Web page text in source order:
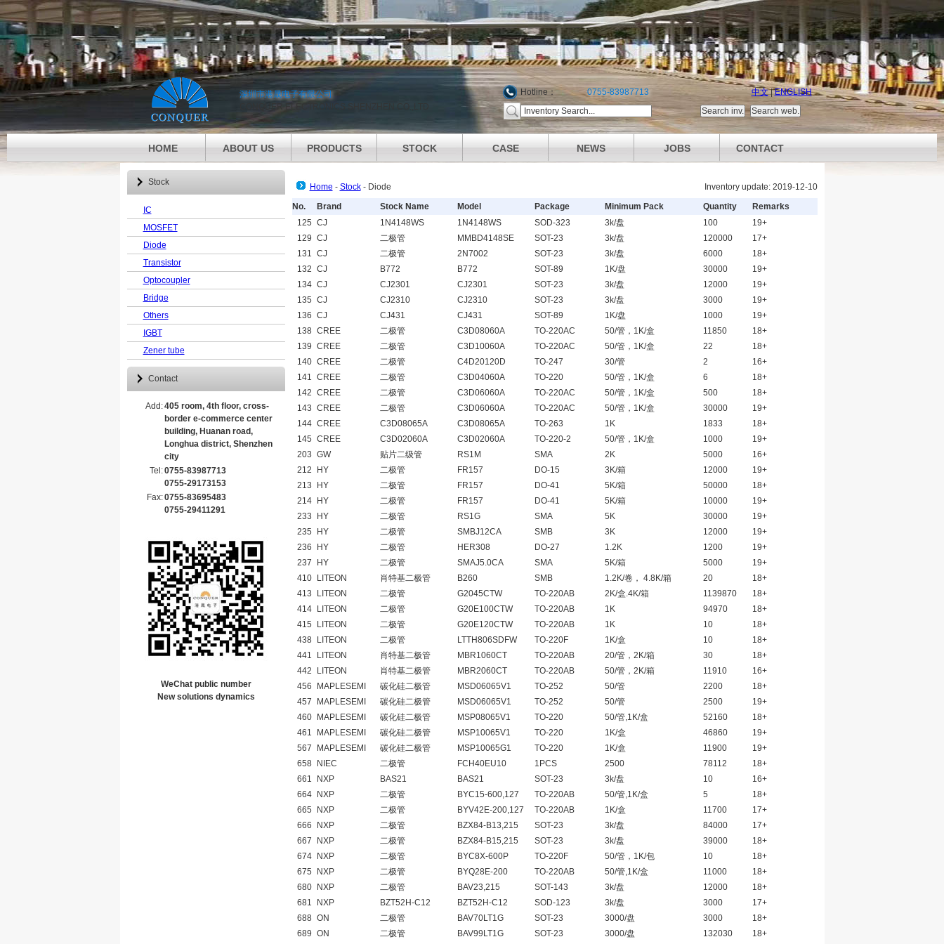
深圳市港晟电子有限公司
CONQUER ELECTRONICS SHENZHEN CO.,LTD
Hotline： 0755-83987713 中文|ENGLISH
HOME ABOUT US PRODUCTS STOCK CASE NEWS JOBS CONTACT
Stock
IC
MOSFET
Diode
Transistor
Optocoupler
Bridge
Others
IGBT
Zener tube
Contact
Add:405 room, 4th floor, cross-
border e-commerce center
building, Huanan road,
Longhua district, Shenzhen
city
Tel:0755-83987713
0755-29173153
Fax:0755-83695483
0755-29411291
WeChat public number
New solutions dynamics
Home - Stock- Diode
Inventory update: 2019-12-10
No.
Brand Stock Name Model Package Minimum Pack Quantity
Remarks
125 CJ 1N4148WS 1N4148WS SOD-323 3k/盘 100
19+
129 CJ 二极管 MMBD4148SE SOT-23 3k/盘 120000
17+
131 CJ 二极管 2N7002 SOT-23 3k/盘 6000
18+
132 CJ B772 B772 SOT-89 1K/盘 30000
19+
134 CJ CJ2301 CJ2301 SOT-23 3k/盘 12000
19+
135 CJ CJ2310 CJ2310 SOT-23 3k/盘 3000
19+
136 CJ CJ431 CJ431 SOT-89 1K/盘 1000
19+
138 CREE 二极管 C3D08060A TO-220AC 50/管，1K/盒 11850
18+
139 CREE 二极管 C3D10060A TO-220AC 50/管，1K/盒 22
18+
140 CREE 二极管 C4D20120D TO-247 30/管 2
16+
141 CREE 二极管 C3D04060A TO-220 50/管，1K/盒 6
18+
142 CREE 二极管 C3D06060A TO-220AC 50/管，1K/盒 500
18+
143 CREE 二极管 C3D06060A TO-220AC 50/管，1K/盒 30000
19+
144 CREE C3D08065A C3D08065A TO-263 1K 1833
18+
145 CREE C3D02060A C3D02060A TO-220-2 50/管，1K/盒 1000
19+
203 GW 贴片二级管 RS1M SMA 2K 5000
16+
212
HY 二极管 FR157 DO-15 3K/箱 12000
19+
213
HY 二极管 FR157 DO-41 5K/箱 50000
18+
214
HY 二极管 FR157 DO-41 5K/箱 10000
19+
233
HY 二极管 RS1G SMA 5K 30000
19+
235
HY 二极管 SMBJ12CA SMB 3K 12000
19+
236
HY 二极管 HER308 DO-27 1.2K 1200
19+
237
HY 二极管 SMAJ5.0CA SMA 5K/箱 5000
19+
410
LITEON 肖特基二极管 B260 SMB 1.2K/卷， 4.8K/箱 20
18+
413
LITEON 二极管 G2045CTW TO-220AB 2K/盒.4K/箱 1139870
18+
414
LITEON 二极管 G20E100CTW TO-220AB 1K 94970
18+
415
LITEON 二极管 G20E120CTW TO-220AB 1K 10
18+
438
LITEON 二极管 LTTH806SDFW TO-220F 1K/盒 10
18+
441
LITEON 肖特基二极管 MBR1060CT TO-220AB 20/管，2K/箱 30
18+
442
LITEON 肖特基二极管 MBR2060CT TO-220AB 50/管，2K/箱 11910
16+
456
MAPLESEMI 碳化硅二极管 MSD06065V1 TO-252 50/管 2200
18+
457
MAPLESEMI 碳化硅二极管 MSD06065V1 TO-252 50/管 2500
19+
460
MAPLESEMI 碳化硅二极管 MSP08065V1 TO-220 50/管,1K/盒 52160
18+
461
MAPLESEMI 碳化硅二极管 MSP10065V1 TO-220 1K/盒 46860
19+
567
MAPLESEMI 碳化硅二极管 MSP10065G1 TO-220 1K/盒 11900
19+
658
NIEC 二极管 FCH40EU10 1PCS 2500 78112
18+
661
NXP BAS21 BAS21 SOT-23 3k/盘 10
16+
664
NXP 二极管 BYC15-600,127 TO-220AB 50/管,1K/盒 5
18+
665
NXP 二极管 BYV42E-200,127 TO-220AB 1K/盒 11700
17+
666
NXP 二极管 BZX84-B13,215 SOT-23 3k/盘 84000
17+
667
NXP 二极管 BZX84-B15,215 SOT-23 3k/盘 39000
18+
674
NXP 二极管 BYC8X-600P TO-220F 50/管，1K/包 10
18+
675
NXP 二极管 BYQ28E-200 TO-220AB 50/管,1K/盒 11000
18+
680
NXP 二极管 BAV23,215 SOT-143 3k/盘 12000
18+
681
NXP BZT52H-C12 BZT52H-C12 SOD-123 3k/盘 3000
17+
688 ON 二极管 BAV70LT1G SOT-23 3000/盘 3000
18+
689 ON 二极管 BAV99LT1G SOT-23 3000/盘 132030 18+